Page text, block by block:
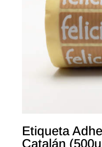
Etiqueta
Catalán